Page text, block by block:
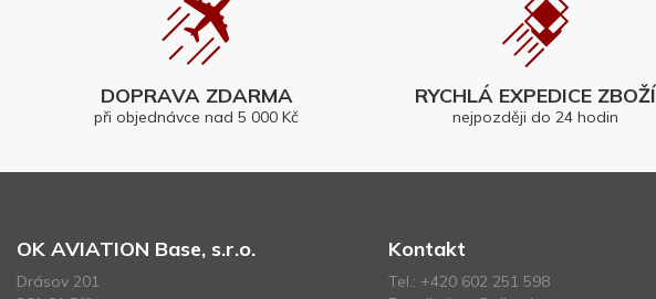
DOPRAVA ZDARMA
při objednávce nad 5 000 Kč
RYCHLÁ EXPEDICE ZBOŽÍ
nejpozději do 24 hodin
OK AVIATION Base, s.r.o.
Drásov 201
Kontakt
Tel.: +420 602 251 598